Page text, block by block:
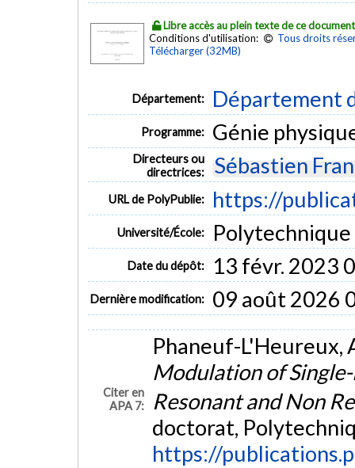
Libre accès au plein texte de ce document
Conditions d'utilisation:
Tous droits
Télécharger (32MB)
Département: Département
Programme: Génie
Directeurs ou
directrices:
Sébastien
URL de PolyPublie: https://
Université/École:
Date du dépôt: 13 févr. 2023
Dernière modification: 09 août 2026
Citer en
APA 7:
Phaneuf-L'Heureux,
Modulation of
Resonant and Non
doctorat,
https://